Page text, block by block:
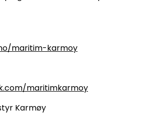
maritim-karmoy
maritimkarmoy
Karmøy